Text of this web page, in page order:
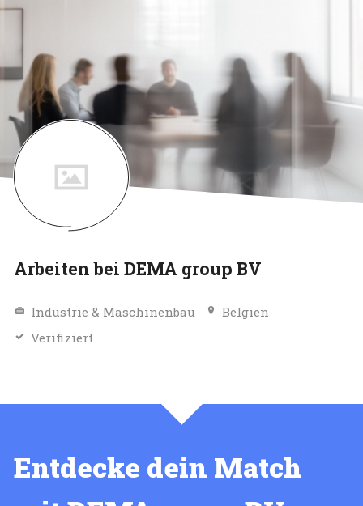
Arbeiten bei DEMA group BV
Industrie & Maschinenbau
Belgien
Verifiziert
Entdecke dein Match